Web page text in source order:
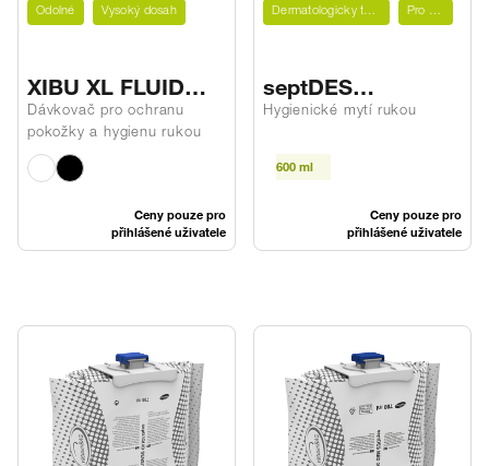
Odolné Vysoký dosah
XIBU XL FLUID
analog
Dávkovač pro ochranu
pokožky a hygienu rukou
Ceny pouze pro
přihlášené uživatele
Dermatologicky testováno Pro XIBU
septDES
FOAMSOAP
Hygienické mytí rukou
600 ml
Ceny pouze pro
přihlášené uživatele